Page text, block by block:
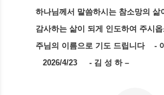
하나님께서 말씀하시는 참소망의 삶
감사하는 삶이 되게 인도하여 주시옵
주님의 이름으로 기도 드립니다-
2026/4/23 - 김 성 하 –